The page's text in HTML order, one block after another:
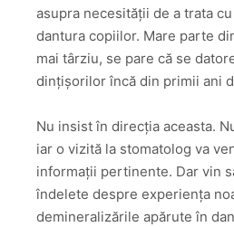
asupra necesității de a trata
dantura copiilor. Mare parte
mai târziu, se pare că se
dințișorilor încă din primii ani
Nu insist în direcția aceasta.
iar o vizită la stomatolog va
informații pertinente. Dar vin
îndelete despre experiența
demineralizările apărute în